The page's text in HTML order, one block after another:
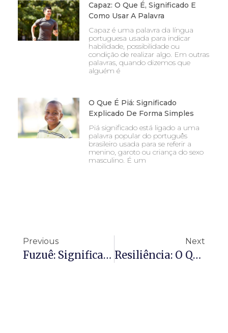
Capaz: O Que É, Significado E
Como Usar A Palavra
Capaz é uma palavra da língua
portuguesa usada para indicar
habilidade, possibilidade ou
condição de realizar algo. Em outras
palavras, quando dizemos que
alguém é
O Que É Piá: Significado
Explicado De Forma Simples
Piá significado está ligado a uma
palavra popular do português
brasileiro usada para se referir a
menino, garoto ou criança do sexo
masculino. É um
Previous
Fuzuê: Significado, Origem E Como Essa Palavra Se Mantém Atual
Next
Resiliência: O Que É E Como Desenvolver Força Emocional No Dia A Dia